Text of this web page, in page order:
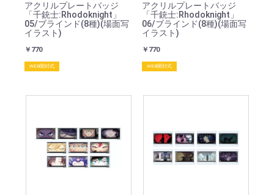
アクリルプレートバッジ
「千銃士:Rhodoknight」
05/ブラインド(8種)(場面写
イラスト)
￥770
WEB開封式
アクリルプレートバッジ
「千銃士:Rhodoknight」
06/ブラインド(8種)(場面写
イラスト)
￥770
WEB開封式